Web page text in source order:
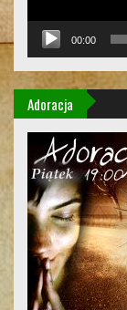
00:00
Adoracja